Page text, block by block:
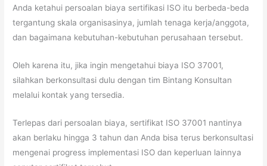
Anda ketahui persoalan biaya sertifikasi ISO itu berbeda-beda
tergantung skala organisasinya, jumlah tenaga kerja/anggota,
dan bagaimana kebutuhan-kebutuhan perusahaan tersebut.
Oleh karena itu, jika ingin mengetahui biaya ISO 37001,
silahkan berkonsultasi dulu dengan tim Bintang Konsultan
melalui kontak yang tersedia.
Terlepas dari persoalan biaya, sertifikat ISO 37001 nantinya
akan berlaku hingga 3 tahun dan Anda bisa terus berkonsultasi
mengenai progress implementasi ISO dan keperluan lainnya